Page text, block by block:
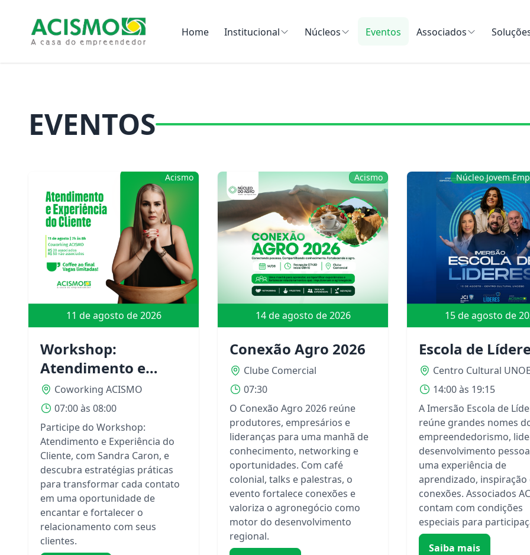
Home Institucional Núcleos Eventos Associados
EVENTOS
Acismo
11 de agosto de 2026
Workshop:
Atendimento e
Experiência do
Cliente
Coworking ACISMO
07:00 às 08:00
Participe do Workshop:
Atendimento e Experiência do
Cliente, com Sandra Caron, e
descubra estratégias práticas
para transformar cada contato
em uma oportunidade de
encantar e fortalecer o
relacionamento com seus
clientes.
Acismo
14 de agosto de 2026
Conexão Agro 2026
Clube Comercial
07:30
O Conexão Agro 2026 reúne
produtores, empresários e
lideranças para uma manhã de
conhecimento, networking e
oportunidades. Com café
colonial, talks e palestras, o
evento fortalece conexões e
valoriza o agronegócio como
motor do desenvolvimento
regional.
Núcleo Jovem
15 de agosto de
Escola de
Centro Cultural
14:00 às 19:15
A Imersão Escola de
reúne grandes nomes
empreendedorismo,
desenvolvimento
uma experiência de
aprendizado, inspiração
conexões. Associados
contam com condições
especiais para
Saiba mais